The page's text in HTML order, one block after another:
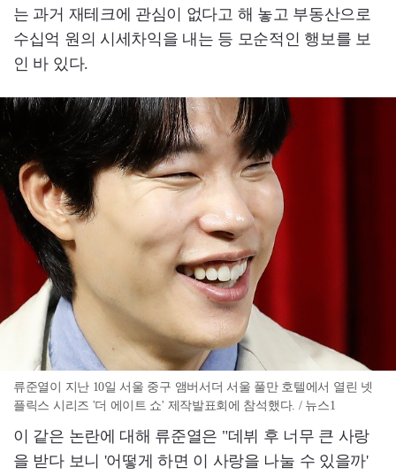
는 과거 재테크에 관심이 없다고 해 놓고 부동산으로
수십억 원의 시세차익을 내는 등 모순적인 행보를 보
인 바 있다.
류준열이 지난 10일 서울 중구 앰버서더 서울 풀만 호텔에서 열린 넷
플릭스 시리즈 '더 에이트 쇼' 제작발표회에 참석했다. / 뉴스1
이 같은 논란에 대해 류준열은 "데뷔 후 너무 큰 사랑
을 받다 보니 '어떻게 하면 이 사랑을 나눌 수 있을까'